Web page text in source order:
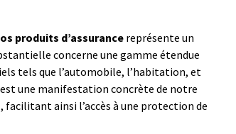
produits d’assurancereprésente un
concerne une gamme étendue
tels que l’automobile, l’habitation, et
une manifestation concrète de notre
ainsi l’accès à une protection de